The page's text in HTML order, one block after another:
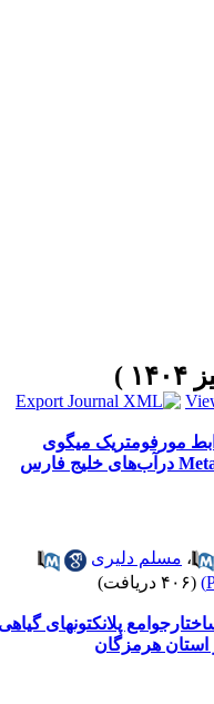
مورفومتریک میگوی
Metapenaeopsis stridulans (Alcock, 1905) درآب‌های خلیج فارس
،مسلم دلیری
(۴۰۶ دریافت)
پلانکتونهای گیاهی
هرمزگان